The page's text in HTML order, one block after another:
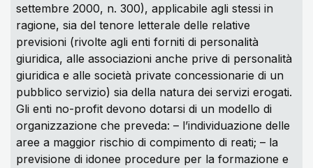
settembre 2000, n. 300), applicabile agli stessi in
ragione, sia del tenore letterale delle relative
previsioni (rivolte agli enti forniti di personalità
giuridica, alle associazioni anche prive di personalità
giuridica e alle società private concessionarie di un
pubblico servizio) sia della natura dei servizi erogati.
Gli enti no-profit devono dotarsi di un modello di
organizzazione che preveda: – l’individuazione delle
aree a maggior rischio di compimento di reati; – la
previsione di idonee procedure per la formazione e